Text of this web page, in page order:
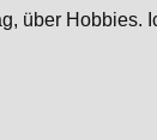
über